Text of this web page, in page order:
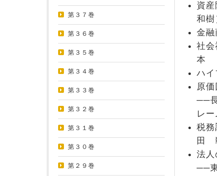
第３７巻
第３６巻
第３５巻
第３４巻
第３３巻
第３２巻
第３１巻
第３０巻
第２９巻
資
和樹
金
社会
本
ハ
原
──
レ
税務
田
法人
──